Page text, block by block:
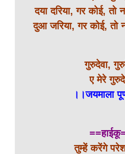
दया दरिया, गर कोई, तो
दुआ जरिया, गर कोई, तो न
गुरुदेवा,
ए मेरे
।।जयमाला
तुम्हें करेंगे